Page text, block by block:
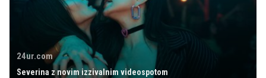
24ur.com
Severina z novim izzivalnim videospotom